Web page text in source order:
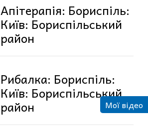
Апітерапія: Бориспіль:
Київ: Бориспільський
район
Рибалка: Бориспіль:
Київ: Бориспільський
район Мої відео